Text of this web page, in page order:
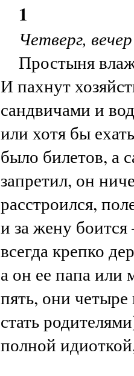
1
Четверг, вечер
Простыня
И пахнут
сандвичами и
или хотя бы
было билетов, а
запретил, он
расстроился,
и за жену
всегда крепко
а он ее папа или
пять, они
стать
полной